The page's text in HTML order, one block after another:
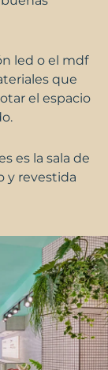
led o el mdf
que
el espacio
es la sala de
y revestida